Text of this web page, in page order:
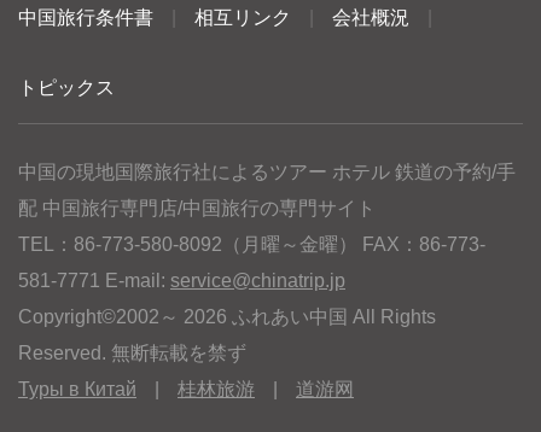
中国旅行条件書 相互リンク 会社概況
トピックス
中国の現地国際旅行社によるツアー ホテル 鉄道の予約/手
配 中国旅行専門店/中国旅行の専門サイト
TEL：86-773-580-8092（月曜～金曜） FAX：86-773-
581-7771 E-mail: service@chinatrip.jp
Copyright©2002～ 2026 ふれあい中国 All Rights
Reserved. 無断転載を禁ず
Туры в Китай
桂林旅游 道游网